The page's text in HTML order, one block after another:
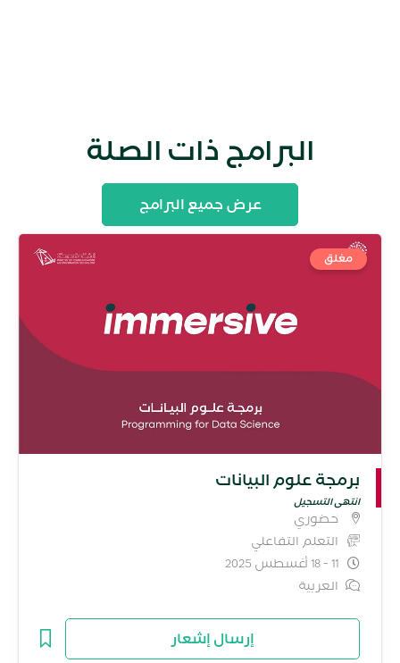
البرامج ذات الصلة
عرض جميع البرامج
مغلق
برمجة علوم البيانات
انتهى التسجيل
حضوري
التعلم التفاعلي
11 - 18 أغسطس 2025
العربية
إرسال إشعار